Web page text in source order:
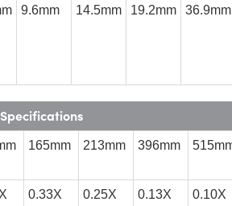
9.6mm 14.5mm 19.2mm 36.9mm
165mm 213mm 396mm
0.33X 0.25X 0.13X 0.10X